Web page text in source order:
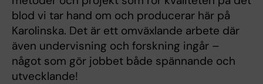
blod vi tar hand om och producerar här på
Karolinska. Det är ett omväxlande arbete där
även undervisning och forskning ingår –
något som gör jobbet både spännande och
utvecklande!